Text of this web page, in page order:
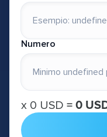
Numero
х 0 USD = 0